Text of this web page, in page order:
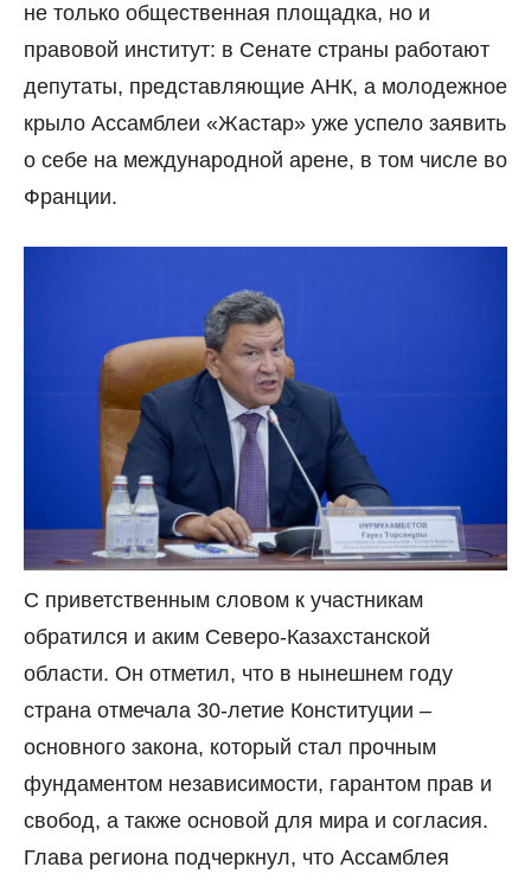
не только общественная площадка, но и
правовой институт: в Сенате страны работают
депутаты, представляющие АНК, а молодежное
крыло Ассамблеи «Жастар» уже успело заявить
о себе на международной арене, в том числе во
Франции.
С приветственным словом к участникам
обратился и аким Северо-Казахстанской
области. Он отметил, что в нынешнем году
страна отмечала 30-летие Конституции –
основного закона, который стал прочным
фундаментом независимости, гарантом прав и
свобод, а также основой для мира и согласия.
Глава региона подчеркнул, что Ассамблея